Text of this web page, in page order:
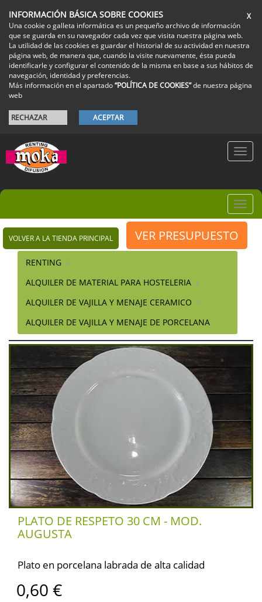
X
INFORMACIÓN BÁSICA SOBRE COOKIES
Una cookie o galleta informática es un pequeño archivo de información
que se guarda en su navegador cada vez que visita nuestra página web.
La utilidad de las cookies es guardar el historial de su actividad en nuestra
página web, de manera que, cuando la visite nuevamente, ésta pueda
identificarle y configurar el contenido de la misma en base a sus hábitos de
navegación, identidad y preferencias.
Más información en el apartado“POLÍTICA DE COOKIES”de nuestra página
web
RECHAZAR ACEPTAR
VER PRESUPUESTO
VOLVER A LA TIENDA PRINCIPAL
RENTING
ALQUILER DE MATERIAL PARA HOSTELERIA
ALQUILER DE VAJILLA Y MENAJE CERAMICO
ALQUILER DE VAJILLA Y MENAJE DE PORCELANA
PLATO DE RESPETO 30 CM - MOD.
AUGUSTA
Plato en porcelana labrada de alta calidad
0,60 €